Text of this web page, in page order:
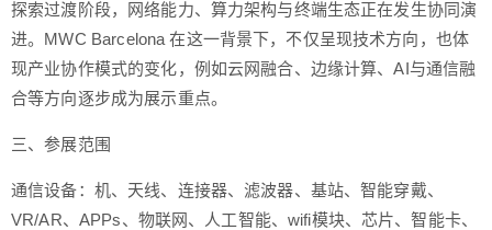
探索过渡阶段，网络能力、算力架构与终端生态正在发生协同演
进。MWC Barcelona 在这一背景下，不仅呈现技术方向，也体
现产业协作模式的变化，例如云网融合、边缘计算、AI与通信融
合等方向逐步成为展示重点。
三、参展范围
通信设备：机、天线、连接器、滤波器、基站、智能穿戴、
VR/AR、APPs、物联网、人工智能、wifi模块、芯片、智能卡、